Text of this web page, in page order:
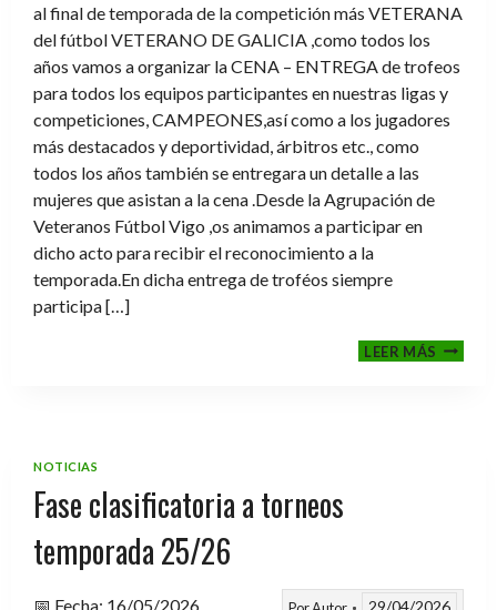
al final de temporada de la competición más VETERANA
del fútbol VETERANO DE GALICIA ,como todos los
años vamos a organizar la CENA – ENTREGA de trofeos
para todos los equipos participantes en nuestras ligas y
competiciones, CAMPEONES,así como a los jugadores
más destacados y deportividad, árbitros etc., como
todos los años también se entregara un detalle a las
mujeres que asistan a la cena .Desde la Agrupación de
Veteranos Fútbol Vigo ,os animamos a participar en
dicho acto para recibir el reconocimiento a la
temporada.En dicha entrega de troféos siempre
participa […]
LEER MÁSCENA-
NOTICIAS
Fase clasificatoria a torneos
temporada 25/26
📅 Fecha: 16/05/2026